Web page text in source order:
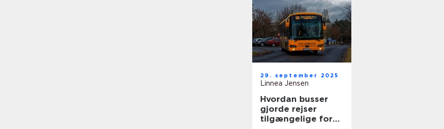
29. september 2025
Linnea Jensen
Hvordan busser
gjorde rejser
tilgængelige for